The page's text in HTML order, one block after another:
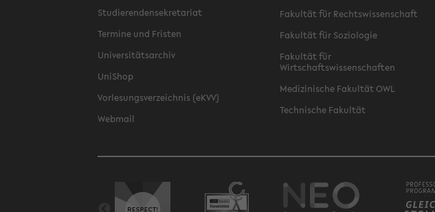
Studierendensekretariat
Termine und Fristen
Universitätsarchiv
UniShop
Vorlesungsverzeichnis (eKVV)
Webmail
Fakultät für Rechtswissenschaft
Fakultät für Soziologie
Fakultät für
Wirtschaftswissenschaften
Medizinische Fakultät OWL
Technische Fakultät